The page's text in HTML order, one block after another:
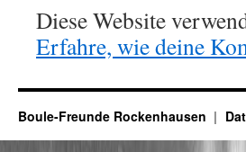
Diese Website
Erfahre, wie deine
Boule-Freunde Rockenhausen